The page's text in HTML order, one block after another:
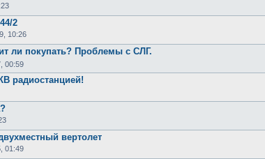
2
10:26
ли покупать? Проблемы с СЛГ.
00:59
радиостанцией!
вертолет
01:49